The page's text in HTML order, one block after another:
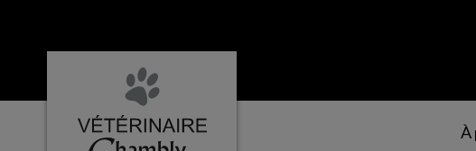
Page d'accueil de Hôpital vétérinaire Chambly À